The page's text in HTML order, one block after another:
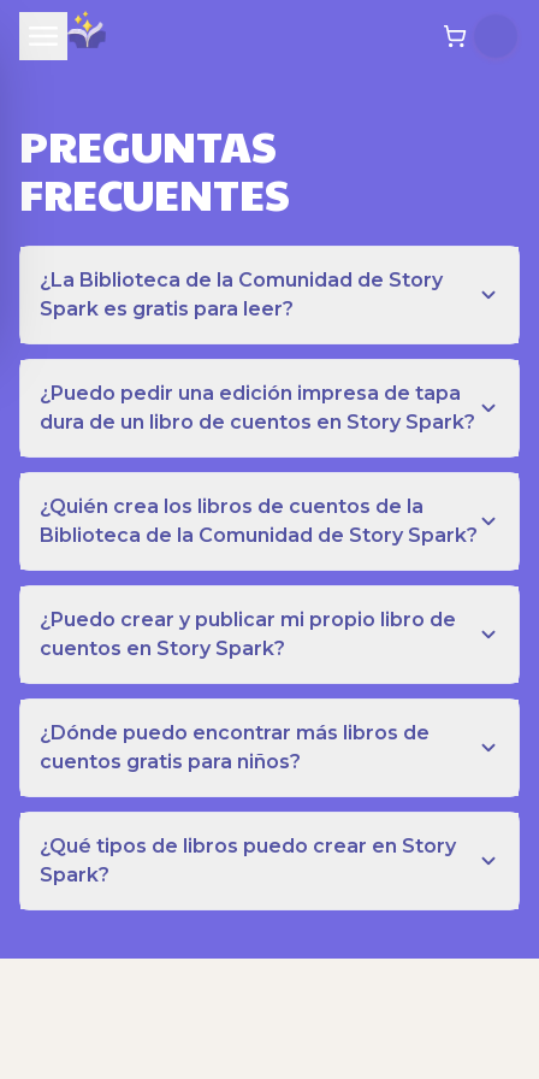
PREGUNTAS
FRECUENTES
¿La Biblioteca de la Comunidad de Story
Spark es gratis para leer?
¿Puedo pedir una edición impresa de tapa
dura de un libro de cuentos en Story Spark?
¿Quién crea los libros de cuentos de la
Biblioteca de la Comunidad de Story Spark?
¿Puedo crear y publicar mi propio libro de
cuentos en Story Spark?
¿Dónde puedo encontrar más libros de
cuentos gratis para niños?
¿Qué tipos de libros puedo crear en Story
Spark?